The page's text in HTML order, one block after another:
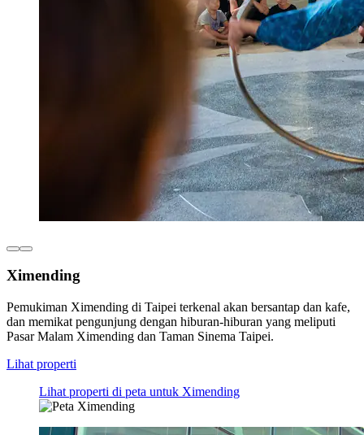
Ximending
Pemukiman Ximending di Taipei terkenal akan bersantap dan kafe,
dan memikat pengunjung dengan hiburan-hiburan yang meliputi
Pasar Malam Ximending dan Taman Sinema Taipei.
Lihat properti
Lihat properti di peta untuk Ximending